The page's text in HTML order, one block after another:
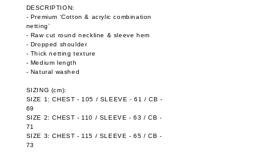
DESCRIPTION:
- Premium ‘Cotton & acrylic combination
netting’
- Raw cut round neckline & sleeve hem
- Dropped shoulder
- Thick netting texture
- Medium length
- Natural washed
SIZING (cm):
SIZE 1: CHEST - 105 / SLEEVE - 61 / CB -
69
SIZE 2: CHEST - 110 / SLEEVE - 63 / CB -
71
SIZE 3: CHEST - 115 / SLEEVE - 65 / CB -
73